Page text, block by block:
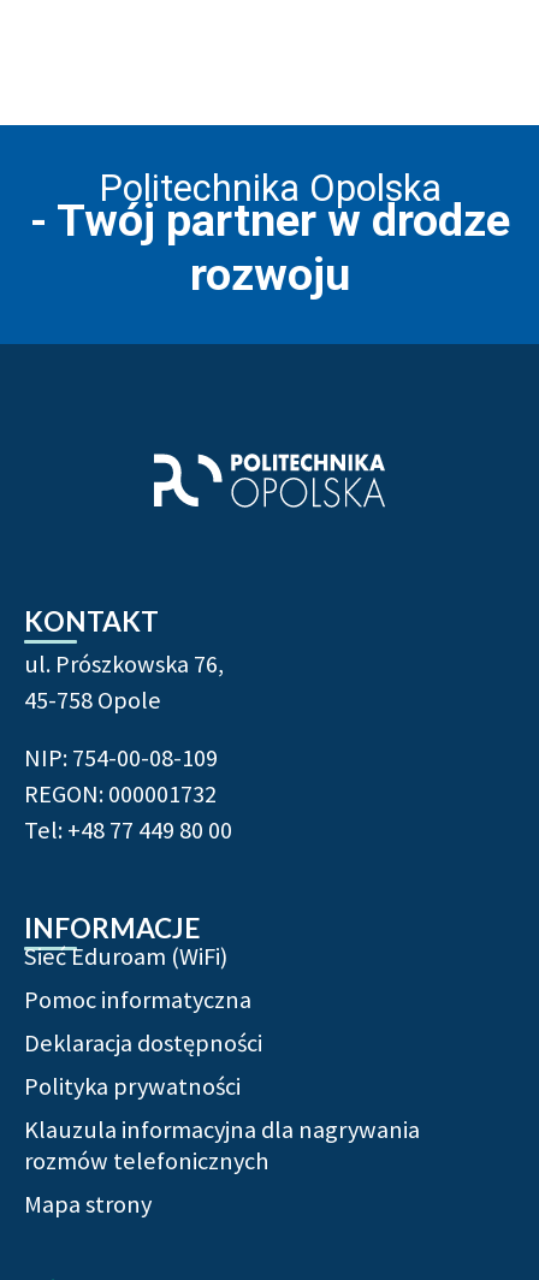
Politechnika Opolska
- Twój partner w drodze
rozwoju
KONTAKT
ul. Prószkowska 76,
45-758 Opole
NIP: 754-00-08-109
REGON: 000001732
Tel: +48 77 449 80 00
INFORMACJE
Sieć Eduroam (WiFi)
Pomoc informatyczna
Deklaracja dostępności
Polityka prywatności
Klauzula informacyjna dla nagrywania
rozmów telefonicznych
Mapa strony